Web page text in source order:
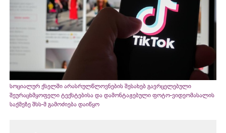
სოციალურ ქსელში არასრულწლოვნების შესახებ გავრცელებული
შეურაცხმყოფელი ტექსტებისა და დამონტაჟებული ფოტო-ვიდეომასალის
საქმეზე შსს-მ გამოძიება დაიწყო